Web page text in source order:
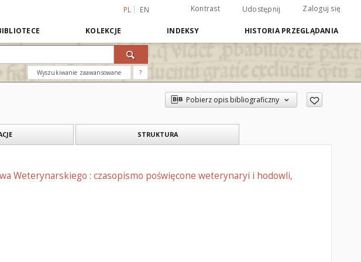
PL EN Kontrast Udostępnij Zaloguj się
KOLEKCJE INDEKSY HISTORIA PRZEGLĄDANIA
Wyszukiwanie zaawansowane ?
Pobierz opis bibliograficzny
STRUKTURA
Weterynarskiego : czasopismo poświęcone weterynaryi i hodowli,